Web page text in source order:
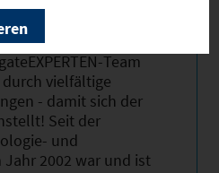
und flexible
Business-Services,
Team
vielfältige
- damit sich der
Seit der
und
2002 war und ist